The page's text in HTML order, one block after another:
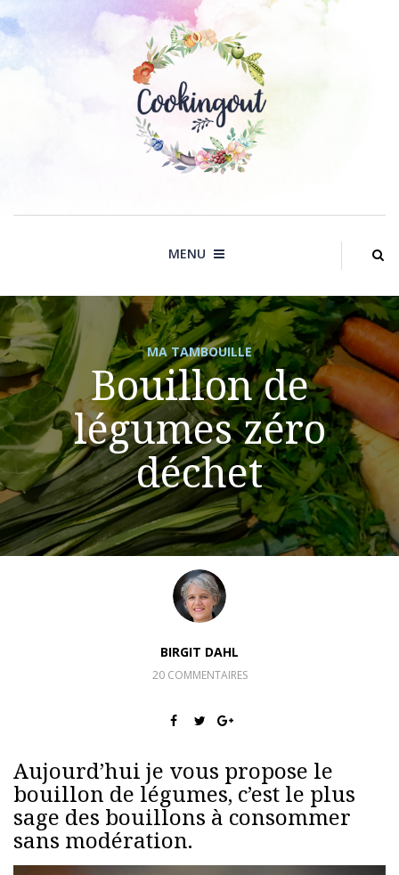
to
MENU
MA TAMBOUILLE
Bouillon de
légumes zéro
déchet
BIRGIT DAHL
20 COMMENTAIRES
Aujourd’hui je vous propose le
bouillon de légumes, c’est le plus
sage des bouillons à consommer
sans modération.